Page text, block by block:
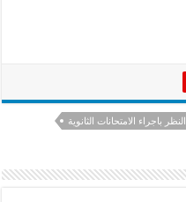
باجراء الامتحانات الثانوية